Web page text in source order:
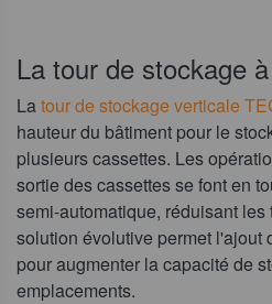
La tour de stockage
Latour de stockage verticale
hauteur du bâtiment pour le
plusieurs cassettes. Les
sortie des cassettes se font en
semi-automatique, réduisant
solution évolutive permet l'ajout
pour augmenter la capacité de
emplacements.